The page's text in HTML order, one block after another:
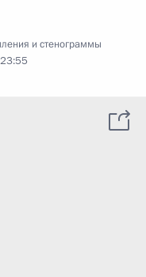
и стенограммы